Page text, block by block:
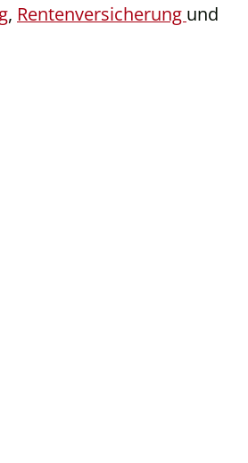
, Rentenversicherung und